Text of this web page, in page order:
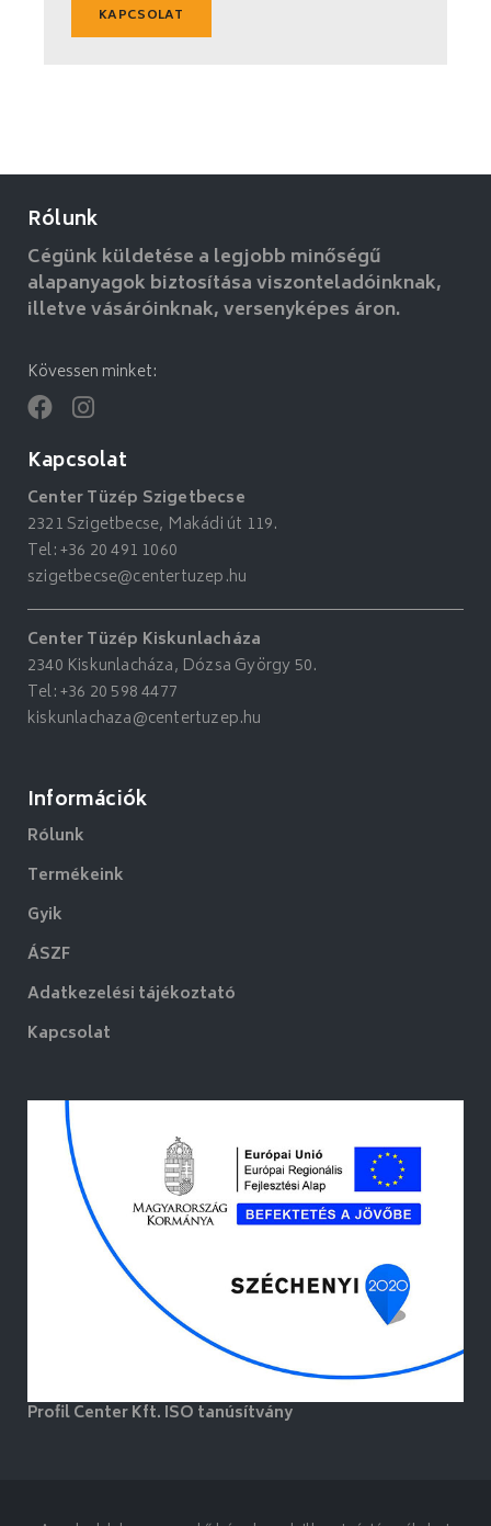
KAPCSOLAT
Rólunk
Cégünk küldetése a legjobb minőségű
alapanyagok biztosítása viszonteladóinknak,
illetve vásáróinknak, versenyképes áron.
Kövessen minket:
Kapcsolat
Center Tüzép Szigetbecse
2321 Szigetbecse, Makádi út 119.
Tel:+36 20 491 1060
szigetbecse@centertuzep.hu
Center Tüzép Kiskunlacháza
2340 Kiskunlacháza, Dózsa György 50.
Tel:+36 20 598 4477
kiskunlachaza@centertuzep.hu
Információk
Rólunk
Termékeink
Gyik
ÁSZF
Adatkezelési tájékoztató
Kapcsolat
Profil Center Kft. ISO tanúsítvány